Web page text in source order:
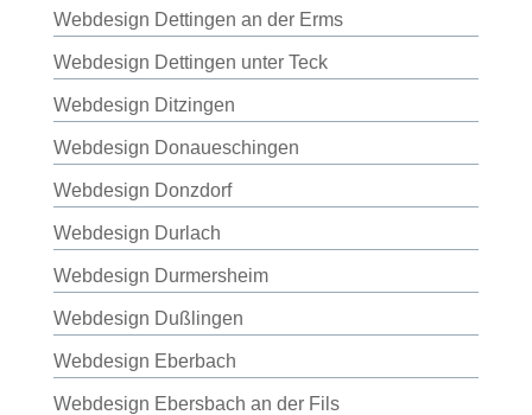
Webdesign Dettingen an der Erms
Webdesign Dettingen unter Teck
Webdesign Ditzingen
Webdesign Donaueschingen
Webdesign Donzdorf
Webdesign Durlach
Webdesign Durmersheim
Webdesign Dußlingen
Webdesign Eberbach
Webdesign Ebersbach an der Fils